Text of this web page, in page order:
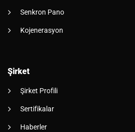
Senkron Pano
Kojenerasyon
Şirket
Şirket Profili
Sertifikalar
Haberler